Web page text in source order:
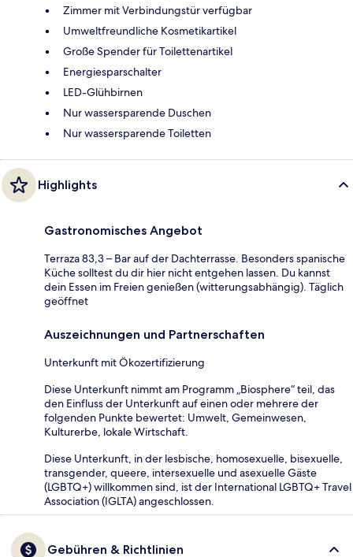
Zimmer mit Verbindungstür verfügbar
Umweltfreundliche Kosmetikartikel
Große Spender für Toilettenartikel
Energiesparschalter
LED-Glühbirnen
Nur wassersparende Duschen
Nur wassersparende Toiletten
Highlights
Gastronomisches Angebot
Terraza 83,3 – Bar auf der Dachterrasse. Besonders spanische
Küche solltest du dir hier nicht entgehen lassen. Du kannst
dein Essen im Freien genießen (witterungsabhängig). Täglich
geöffnet
Auszeichnungen und Partnerschaften
Unterkunft mit Ökozertifizierung
Diese Unterkunft nimmt am Programm „Biosphere“ teil, das
den Einfluss der Unterkunft auf einen oder mehrere der
folgenden Punkte bewertet: Umwelt, Gemeinwesen,
Kulturerbe, lokale Wirtschaft.
Diese Unterkunft, in der lesbische, homosexuelle, bisexuelle,
transgender, queere, intersexuelle und asexuelle Gäste
(LGBTQ+) willkommen sind, ist der International LGBTQ+ Travel
Association (IGLTA) angeschlossen.
Gebühren & Richtlinien